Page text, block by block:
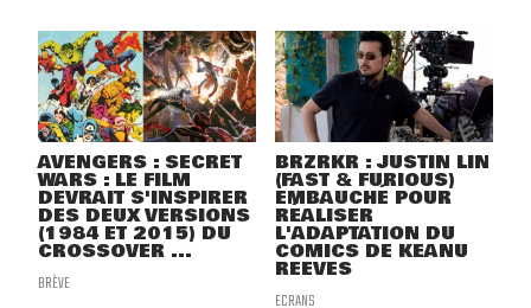
AVENGERS : SECRET
WARS : LE FILM
DEVRAIT S'INSPIRER
DES DEUX VERSIONS
(1984 ET 2015) DU
CROSSOVER ...
BRÈVE
BRZRKR : JUSTIN LIN
(FAST & FURIOUS)
EMBAUCHÉ POUR
RÉALISER
L'ADAPTATION DU
COMICS DE KEANU
REEVES
ECRANS